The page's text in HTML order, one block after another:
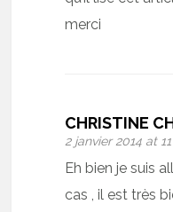
merci
CHRISTINE
2 janvier 2014 at
Eh bien je suis
cas , il est très